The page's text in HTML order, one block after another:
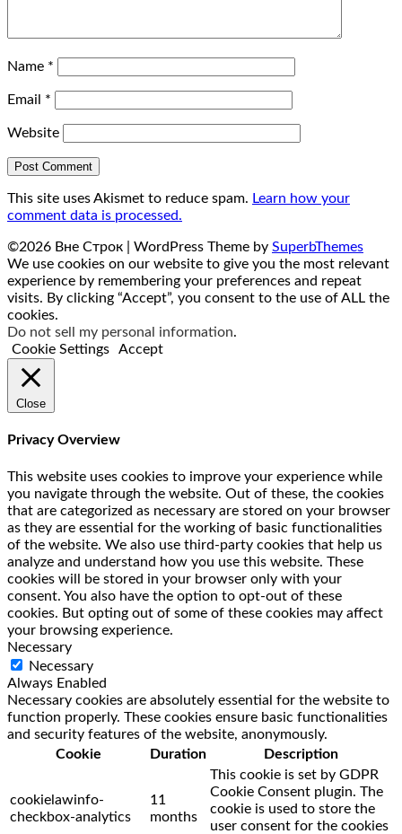
Name *
Email *
Website
This site uses Akismet to reduce spam. Learn how your
comment data is processed.
©2026 Вне Строк | WordPress Theme by SuperbThemes
We use cookies on our website to give you the most relevant
experience by remembering your preferences and repeat
visits. By clicking “Accept”, you consent to the use of ALL the
cookies.
Do not sell my personal information.
Cookie Settings
Accept
Close
Privacy Overview
This website uses cookies to improve your experience while
you navigate through the website. Out of these, the cookies
that are categorized as necessary are stored on your browser
as they are essential for the working of basic functionalities
of the website. We also use third-party cookies that help us
analyze and understand how you use this website. These
cookies will be stored in your browser only with your
consent. You also have the option to opt-out of these
cookies. But opting out of some of these cookies may affect
your browsing experience.
Necessary
Necessary
Always Enabled
Necessary cookies are absolutely essential for the website to
function properly. These cookies ensure basic functionalities
and security features of the website, anonymously.
Cookie
Duration Description
cookielawinfo-
checkbox-analytics
11
months
This cookie is set by GDPR
Cookie Consent plugin. The
cookie is used to store the
user consent for the cookies